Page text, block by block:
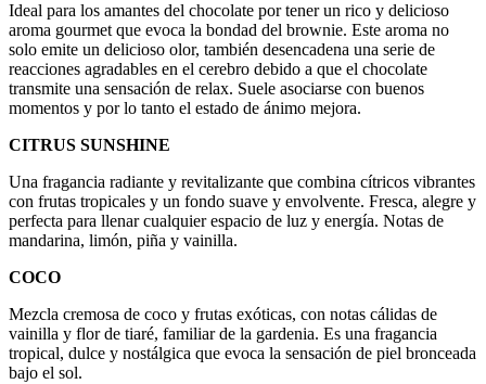
Ideal para los amantes del chocolate por tener un rico y delicioso
aroma gourmet que evoca la bondad del brownie. Este aroma no
solo emite un delicioso olor, también desencadena una serie de
reacciones agradables en el cerebro debido a que el chocolate
transmite una sensación de relax. Suele asociarse con buenos
momentos y por lo tanto el estado de ánimo mejora.
CITRUS SUNSHINE
Una fragancia radiante y revitalizante que combina cítricos vibrantes
con frutas tropicales y un fondo suave y envolvente. Fresca, alegre y
perfecta para llenar cualquier espacio de luz y energía. Notas de
mandarina, limón, piña y vainilla.
COCO
Mezcla cremosa de coco y frutas exóticas, con notas cálidas de
vainilla y flor de tiaré, familiar de la gardenia. Es una fragancia
tropical, dulce y nostálgica que evoca la sensación de piel bronceada
bajo el sol.